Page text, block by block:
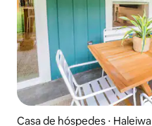
Casa de hóspedes ⋅ Haleiwa